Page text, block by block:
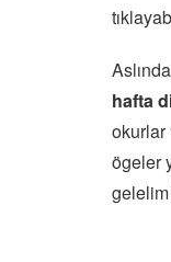
hafta
okurlar
ögeler